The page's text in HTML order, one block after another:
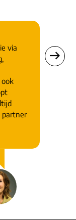
via
partner